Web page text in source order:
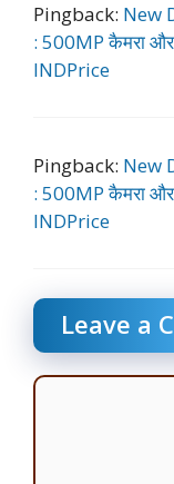
Pingback: New
: 500MP कैमरा और
INDPrice
Pingback: New
: 500MP कैमरा और
INDPrice
Leave a
Comment